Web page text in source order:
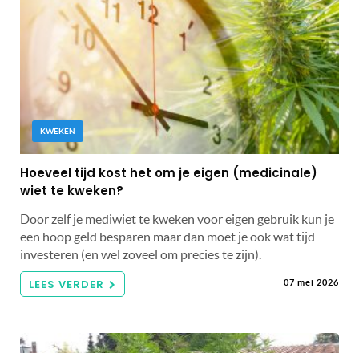
KWEKEN
Hoeveel tijd kost het om je eigen (medicinale)
wiet te kweken?
Door zelf je mediwiet te kweken voor eigen gebruik kun je
een hoop geld besparen maar dan moet je ook wat tijd
investeren (en wel zoveel om precies te zijn).
LEES VERDER 07 mei 2026